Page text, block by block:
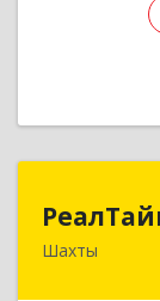
Шахты